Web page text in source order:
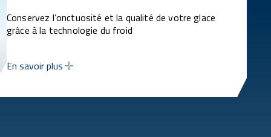
Conservez l’onctuosité et la qualité de votre glace
grâce à la technologie du froid
En savoir plus